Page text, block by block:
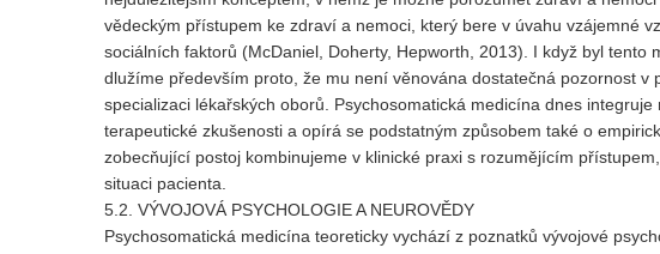
vědeckým přístupem ke zdraví a nemoci, který bere v úvahu vzájemné
sociálních faktorů (McDaniel, Doherty, Hepworth, 2013). I když byl
dlužíme především proto, že mu není věnována dostatečná pozornost
specializaci lékařských oborů. Psychosomatická medicína dnes
terapeutické zkušenosti a opírá se podstatným způsobem také o
zobecňující postoj kombinujeme v klinické praxi s rozumějícím
situaci pacienta.
5.2. VÝVOJOVÁ PSYCHOLOGIE A NEUROVĚDY
Psychosomatická medicína teoreticky vychází z poznatků vývojové